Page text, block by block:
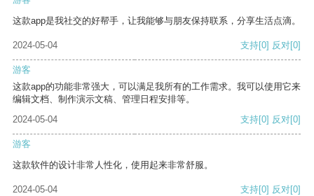
这款app是我社交的好帮手，让我能够与朋友保持联系，分享生活点滴。
2024-05-04 支持[0] 反对[0]
游客
这款app的功能非常强大，可以满足我所有的工作需求。我可以使用它来
编辑文档、制作演示文稿、管理日程安排等。
2024-05-04
支持[0] 反对[0]
游客
这款软件的设计非常人性化，使用起来非常舒服。
2024-05-04 支持[0] 反对[0]